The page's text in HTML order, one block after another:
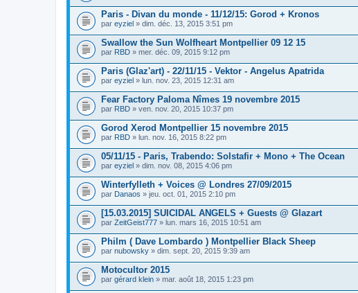
Paris - Divan du monde - 11/12/15: Gorod + Kronos
par eyziel » dim. déc. 13, 2015 3:51 pm
Swallow the Sun Wolfheart Montpellier 09 12 15
par RBD » mer. déc. 09, 2015 9:12 pm
Paris (Glaz'art) - 22/11/15 - Vektor - Angelus Apatrida
par eyziel » lun. nov. 23, 2015 12:31 am
Fear Factory Paloma Nîmes 19 novembre 2015
par RBD » ven. nov. 20, 2015 10:37 pm
Gorod Xerod Montpellier 15 novembre 2015
par RBD » lun. nov. 16, 2015 8:22 pm
05/11/15 - Paris, Trabendo: Solstafir + Mono + The Ocean
par eyziel » dim. nov. 08, 2015 4:06 pm
Winterfylleth + Voices @ Londres 27/09/2015
par Danaos » jeu. oct. 01, 2015 2:10 pm
[15.03.2015] SUICIDAL ANGELS + Guests @ Glazart
par ZeitGeist777 » lun. mars 16, 2015 10:51 am
Philm ( Dave Lombardo ) Montpellier Black Sheep
par nubowsky » dim. sept. 20, 2015 9:39 am
Motocultor 2015
par gérard klein » mar. août 18, 2015 1:23 pm